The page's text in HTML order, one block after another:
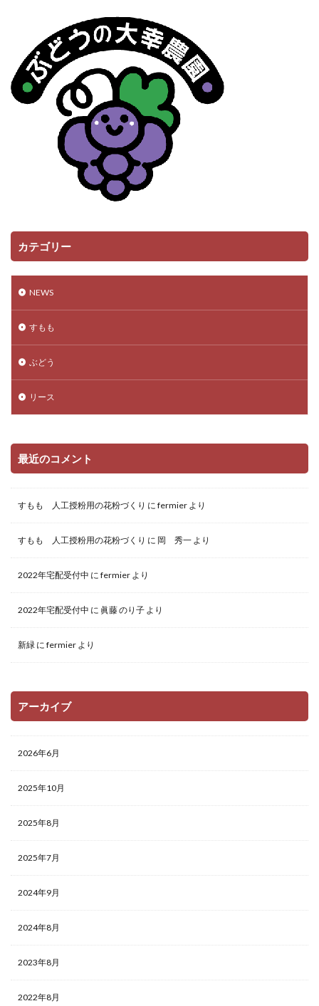
カテゴリー
NEWS
すもも
ぶどう
リース
最近のコメント
すもも 人工授粉用の花粉づくり に fermier より
すもも 人工授粉用の花粉づくり に 岡 秀一 より
2022年宅配受付中 に fermier より
2022年宅配受付中 に 眞藤 のり子 より
新緑 に fermier より
アーカイブ
2026年6月
2025年10月
2025年8月
2025年7月
2024年9月
2024年8月
2023年8月
2022年8月